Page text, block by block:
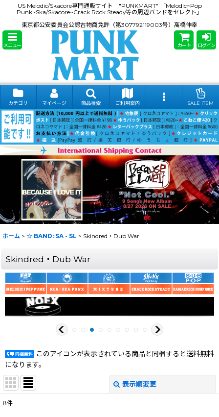
US Melodic/Skacore専門通販サイト "PUNKMART" 「Melodic~Pop
Punk~Ska/Skacore~Crack Rock Steady等の周辺バンドをセレクト」
東京都公安委員会公認古物商免許（第307792119003号）髙橋伸幸
メニュー カート ログイン
カテゴリ マイページ 商品検索 ご利用案内 SALE ITEM
ホーム > ☆ BAND: SA - SL > Skindred・Dub War
Skindred・Dub War
このアイコンが表示されている商品と同梱すると送料無料
になります。
表示順変更
8件